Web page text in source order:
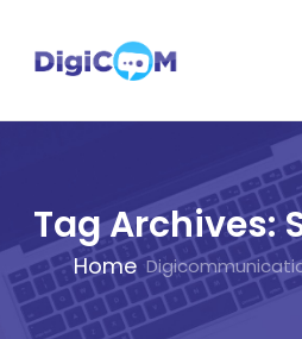
Tag Archives:
Home